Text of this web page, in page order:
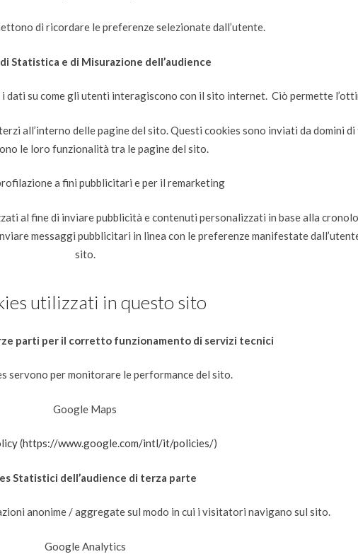
di ricordare le preferenze selezionate dall’utente.
Statistica e di Misurazione dell’audience
dati su come gli utenti interagiscono con il sito internet. Ciò permette
all’interno delle pagine del sito. Questi cookies sono inviati da domini
le loro funzionalità tra le pagine del sito.
a fini pubblicitari e per il remarketing
al fine di inviare pubblicità e contenuti personalizzati in base alla
messaggi pubblicitari in linea con le preferenze manifestate
sito.
utilizzati in questo sito
parti per il corretto funzionamento di servizi tecnici
servono per monitorare le performance del sito.
Google Maps
(https://www.google.com/intl/it/policies/)
Statistici dell’audience di terza parte
anonime / aggregate sul modo in cui i visitatori navigano sul sito.
Google Analytics